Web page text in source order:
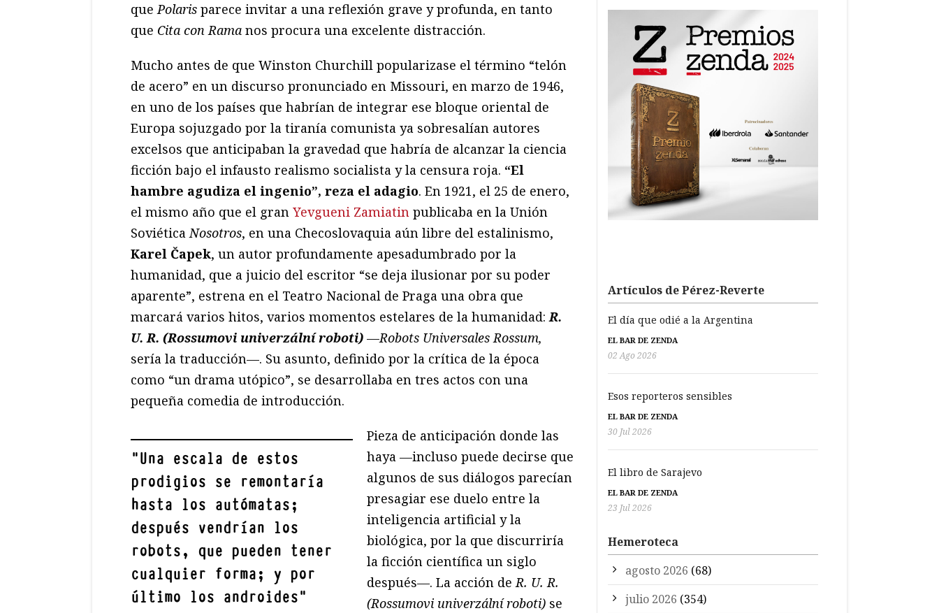
quePolaris parece invitar a una reflexión grave y profunda, en tanto
que Cita con Rama nos procura una excelente distracción.
Mucho antes de que Winston Churchill popularizase el término “telón
de acero” en un discurso pronunciado en Missouri, en marzo de 1946,
en uno de los países que habrían de integrar ese bloque oriental de
Europa sojuzgado por la tiranía comunista ya sobresalían autores
excelsos que anticipaban la gravedad que habría de alcanzar la ciencia
ficción bajo el infausto realismo socialista y la censura roja. “El
hambre agudiza el ingenio”, reza el adagio. En 1921, el 25 de enero,
el mismo año que el gran Yevgueni Zamiatin publicaba en la Unión
SoviéticaNosotros, en una Checoslovaquia aún libre del estalinismo,
Karel Čapek, un autor profundamente apesadumbrado por la
humanidad, que a juicio del escritor “se deja ilusionar por su poder
aparente”, estrena en el Teatro Nacional de Praga una obra que
marcará varios hitos, varios momentos estelares de la humanidad:R.
U. R. (Rossumovi univerzální roboti) —Robots Universales Rossum,
sería la traducción—. Su asunto, definido por la crítica de la época
como “un drama utópico”, se desarrollaba en tres actos con una
pequeña comedia de introducción.
"Una escala de estos
prodigios se remontaría
hasta los autómatas;
después vendrían los
robots, que pueden tener
cualquier forma; y por
último los androides"
Pieza de anticipación donde las
haya —incluso puede decirse que
algunos de sus diálogos parecían
presagiar ese duelo entre la
inteligencia artificial y la
biológica, por la que discurriría
la ficción científica un siglo
después—. La acción deR. U. R.
(Rossumovi univerzální roboti) se
Artículos de Pérez-Reverte
El día que odié a la Argentina
EL BAR DE ZENDA
02 Ago 2026
Esos reporteros sensibles
EL BAR DE ZENDA
30 Jul 2026
El libro de Sarajevo
EL BAR DE ZENDA
23 Jul 2026
Hemeroteca
agosto 2026 (68)
julio 2026 (354)